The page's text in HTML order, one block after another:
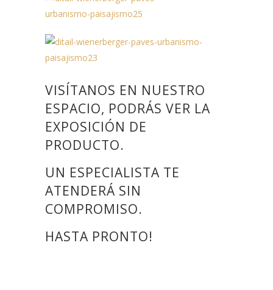
VISÍTANOS EN NUESTRO
ESPACIO, PODRÁS VER LA
EXPOSICIÓN DE
PRODUCTO.
UN ESPECIALISTA TE
ATENDERÁ SIN
COMPROMISO.
HASTA PRONTO!